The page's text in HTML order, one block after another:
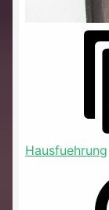
Hausfuehrung